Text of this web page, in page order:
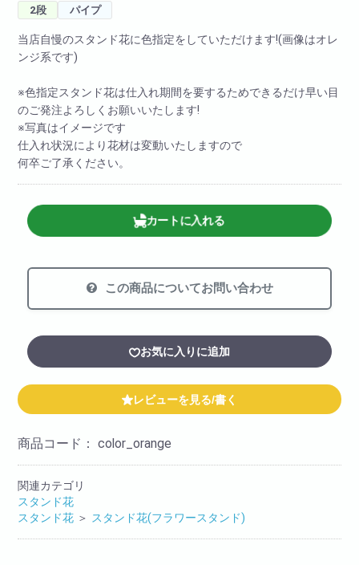
2段 パイプ
当店自慢のスタンド花に色指定をしていただけます!(画像はオレ
ンジ系です)
※色指定スタンド花は仕入れ期間を要するためできるだけ早い目
のご発注よろしくお願いいたします!
※写真はイメージです
仕入れ状況により花材は変動いたしますので
何卒ご了承ください。
カートに入れる
この商品についてお問い合わせ
お気に入りに追加
レビューを見る/書く
商品コード：color_orange
関連カテゴリ
スタンド花
スタンド花 ＞ スタンド花(フラワースタンド)